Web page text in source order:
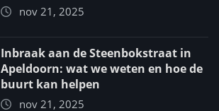
nov 21, 2025
Inbraak aan de Steenbokstraat in
Apeldoorn: wat we weten en hoe de
buurt kan helpen
nov 21, 2025